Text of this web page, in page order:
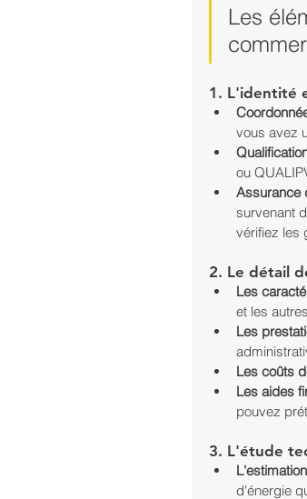
Les
1. L'identité
vous avez
ou
Assurance
survenant
vérifiez les
2. Le détail
Les
et les
Les
Les coûts
Les aides
pouvez
3. L'étude
d'énergie